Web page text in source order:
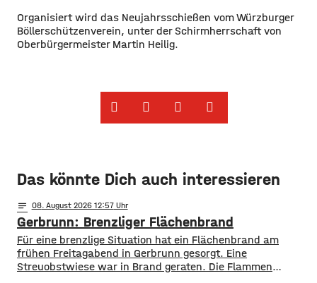
Organisiert wird das Neujahrsschießen vom Würzburger
Böllerschützenverein, unter der Schirmherrschaft von
Oberbürgermeister Martin Heilig.
Das könnte Dich auch interessieren
notes 08. August 2026 12:57
Gerbrunn: Brenzliger Flächenbrand
Für eine brenzlige Situation hat ein Flächenbrand am
frühen Freitagabend in Gerbrunn gesorgt. Eine
Streuobstwiese war in Brand geraten. Die Flammen